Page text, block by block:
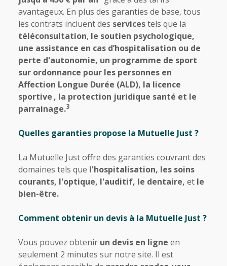
avantageux. En plus des garanties de base, tous
les contrats incluent des servicestels que la
téléconsultation, le soutien psychologique,
une assistance en cas d’hospitalisation ou de
perte d'autonomie, un programme de sport
sur ordonnance pour les personnes en
Affection Longue Durée (ALD), la licence
sportive , la protection juridique santé et le
parrainage.3
Quelles garanties propose la Mutuelle Just ?
La Mutuelle Just offre des garanties couvrant des
domaines tels que l'hospitalisation, les soins
courants, l'optique, l'auditif, le dentaire, et le
bien-être.
Comment obtenir un devis à la Mutuelle Just ?
Vous pouvez obtenir un devis en ligne en
seulement 2 minutes sur notre site. Il est